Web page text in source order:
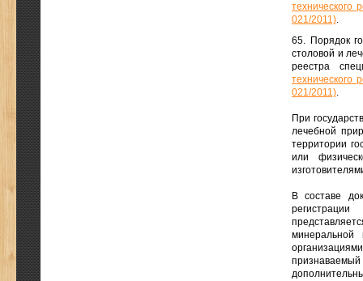
технического
021/2011).
65. Порядок
столовой и
реестра
технического
021/2011).
При
лечебной
территории
или
В составе
минеральной